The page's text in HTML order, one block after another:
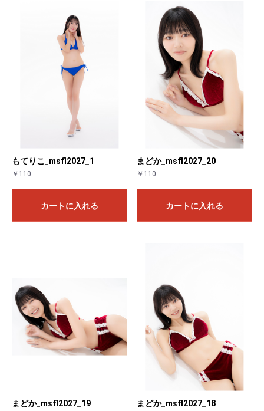
もてりこ_msfl2027_1
￥110
カートに入れる
まどか_msfl2027_20
￥110
カートに入れる
まどか_msfl2027_19 まどか_msfl2027_18